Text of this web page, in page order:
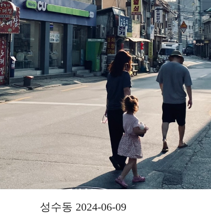
성수동 2024-06-09